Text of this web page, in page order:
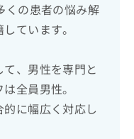
くの患者の悩み解
ています。
、男性を専門と
全員男性。
に幅広く対応し